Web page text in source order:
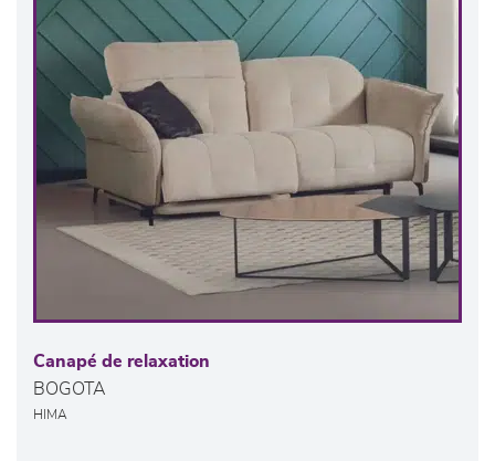
Canapé de relaxation
BOGOTA
HIMA